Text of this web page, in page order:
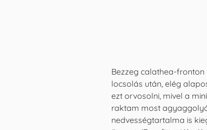
Bezzeg calathea-
locsolás után, elég
ezt orvosolni, mivel a
raktam most
nedvességtartalma is